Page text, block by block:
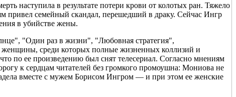
наступила в результате потери крови от колотых ран. Тяжело
семейный скандал, перешедший в драку. Сейчас Ингр
в убийстве жены.
"Один раз в жизни", "Любовная стратегия",
среди которых полные жизненных коллизий и
по ее произведению был снят телесериал. Согласно мнениям
к сердцам читателей без громкого промоушна: Мониова не
вместе с мужем Борисом Ингром — и при этом ее женские